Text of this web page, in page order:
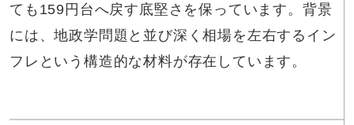
ても159円台へ戻す底堅さを保っています。背景
には、地政学問題と並び深く相場を左右するイン
フレという構造的な材料が存在しています。